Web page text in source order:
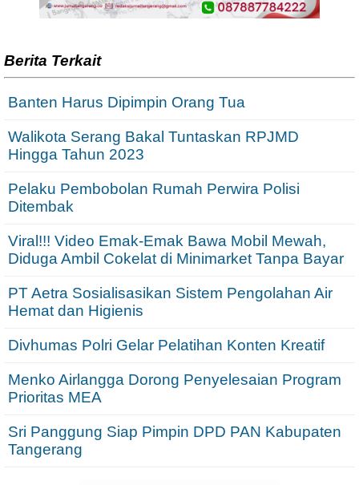
Berita Terkait
Banten Harus Dipimpin Orang Tua
Walikota Serang Bakal Tuntaskan RPJMD
Hingga Tahun 2023
Pelaku Pembobolan Rumah Perwira Polisi
Ditembak
Viral!!! Video Emak-Emak Bawa Mobil Mewah,
Diduga Ambil Cokelat di Minimarket Tanpa Bayar
PT Aetra Sosialisasikan Sistem Pengolahan Air
Hemat dan Higienis
Divhumas Polri Gelar Pelatihan Konten Kreatif
Menko Airlangga Dorong Penyelesaian Program
Prioritas MEA
Sri Panggung Siap Pimpin DPD PAN Kabupaten
Tangerang